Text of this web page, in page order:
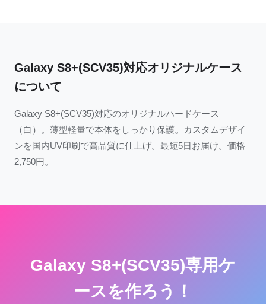
Galaxy S8+(SCV35)対応オリジナルケース
について
Galaxy S8+(SCV35)対応のオリジナルハードケース
（白）。薄型軽量で本体をしっかり保護。カスタムデザイ
ンを国内UV印刷で高品質に仕上げ。最短5日お届け。価格
2,750円。
Galaxy S8+(SCV35)専用ケ
ースを作ろう！